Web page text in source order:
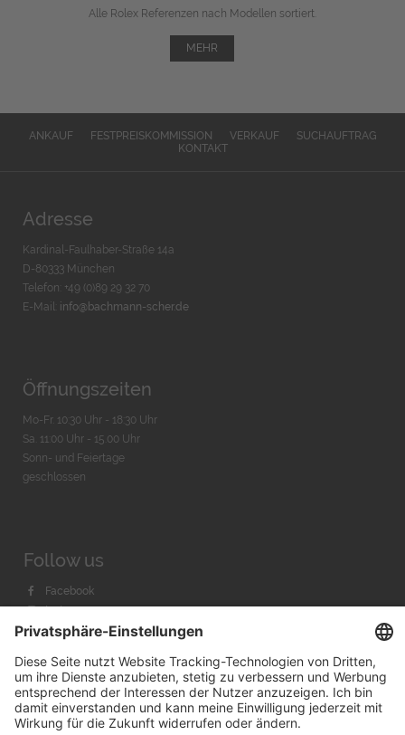
Alle Rolex Referenzen nach Modellen sortiert.
MEHR
ANKAUF FESTPREISKOMMISSION VERKAUF
SUCHAUFTRAG
KONTAKT
Adresse
Kardinal-Faulhaber-Straße 14a
D-80333 München
Telefon: +49 (0)89 29 32 70
E-Mail: info@bachmann-scher.de
Öffnungszeiten
Mo-Fr. 10:30 Uhr - 18:30 Uhr
Sa. 11:00 Uhr - 15.00 Uhr
Sonn- und Feiertage
geschlossen
Follow us
Facebook
Instagram
Youtube